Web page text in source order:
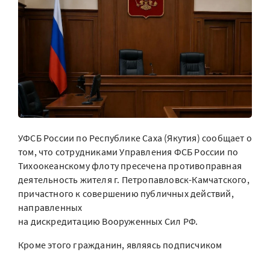
УФСБ России по Республике Саха (Якутия) сообщает о
том, что сотрудниками Управления ФСБ России по
Тихоокеанскому флоту пресечена противоправная
деятельность жителя г. Петропавловск-Камчатского,
причастного к совершению публичных действий,
направленных
на дискредитацию Вооруженных Сил РФ.
Кроме этого гражданин, являясь подписчиком